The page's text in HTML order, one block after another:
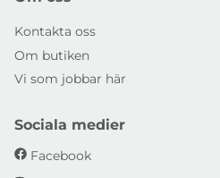
Kontakta oss
Om butiken
Vi som jobbar här
Sociala medier
Facebook